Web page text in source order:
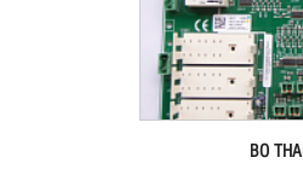
BO